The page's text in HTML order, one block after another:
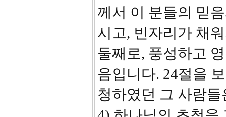
께서 이 분들의 믿
시고, 빈자리가 채
둘째로, 풍성하고
음입니다. 24절을
청하였던 그 사람